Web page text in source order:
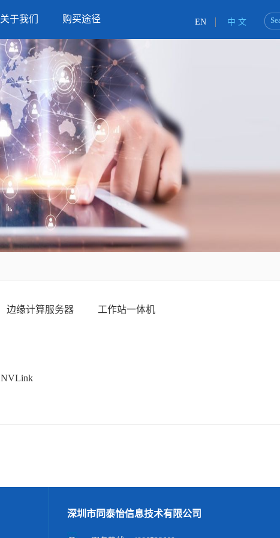
EN 中 文
关于我们 购买途径
边缘计算服务器 工作站一体机
NVLink
深圳市同泰怡信息技术有限公司